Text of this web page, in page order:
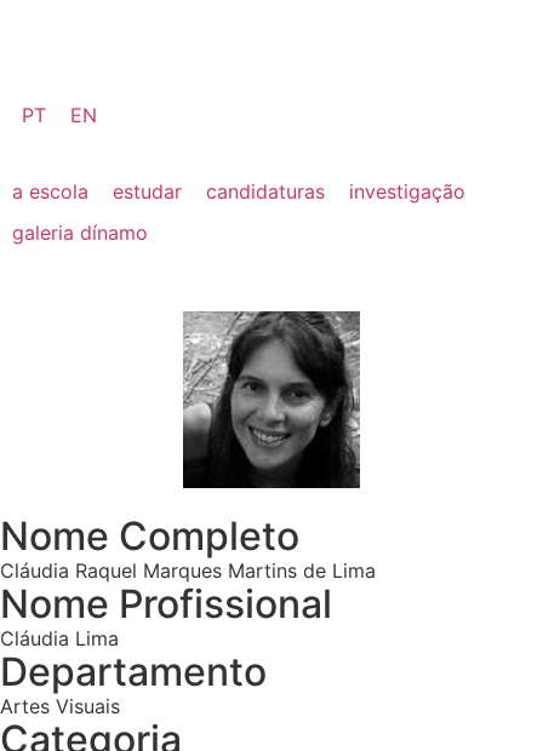
PT EN
a escola estudar candidaturas
investigação
galeria dínamo
Nome Completo
Cláudia Raquel Marques Martins de Lima
Nome Profissional
Cláudia Lima
Departamento
Artes Visuais
Categoria